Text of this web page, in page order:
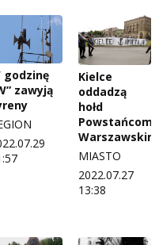
godzinę
zawyją
Kielce
oddadzą
hołd
Powstańcom
Warszawskim
MIASTO
2022.07.27
13:38